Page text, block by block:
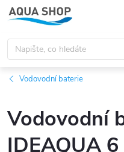
Přejít
na
obsah
Vodovodní baterie
Vodovodní
IDEAQUA 6